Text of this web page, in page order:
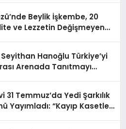
Beylik İşkembe, 20
ve Lezzetin Değişmeyen
Seyithan Hanoğlu Türkiye’yi
Arenada Tanıtmayı
31 Temmuz’da Yedi Şarkılık
Yayımladı: “Kayıp Kasetler